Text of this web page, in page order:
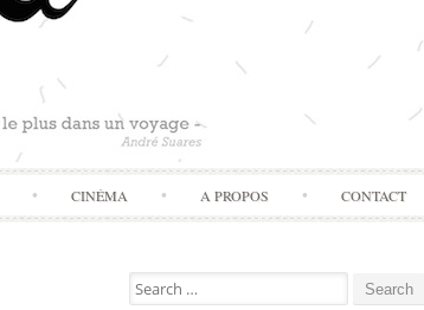
CINÉMA A PROPOS CONTACT
Search
for: